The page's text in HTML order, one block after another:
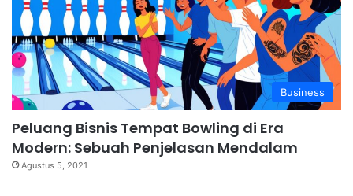
Business
Peluang Bisnis Tempat Bowling di Era
Modern: Sebuah Penjelasan Mendalam
Agustus 5, 2021